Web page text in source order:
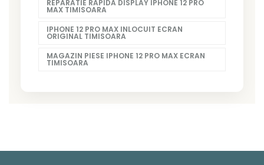
REPARATIE RAPIDA DISPLAY IPHONE 12 PRO
MAX TIMISOARA
IPHONE 12 PRO MAX INLOCUIT ECRAN
ORIGINAL TIMISOARA
MAGAZIN PIESE IPHONE 12 PRO MAX ECRAN
TIMISOARA